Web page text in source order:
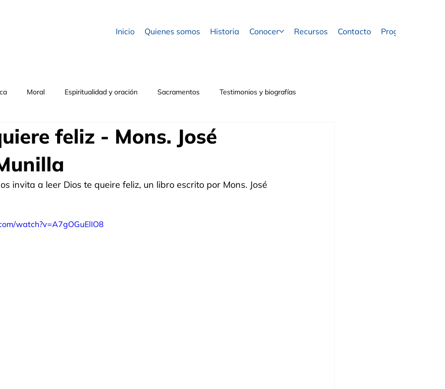
Inicio Quienes somos Historia Conocer Recursos Contacto Programas
Moral Espiritualidad y oración Sacramentos Testimonios y biografías
feliz - Mons. José
invita a leer Dios te queire feliz, un libro escrito por Mons. José
watch?v=A7gOGuElIO8